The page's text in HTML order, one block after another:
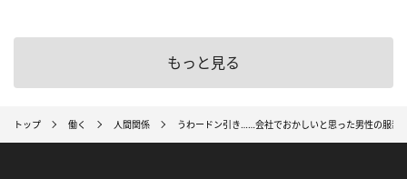
もっと見る
トップ 働く 人間関係 うわードン引き……会社でおかしいと思った男性の服装8